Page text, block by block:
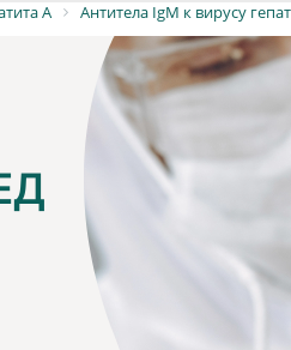
А Антитела IgM к вирусу